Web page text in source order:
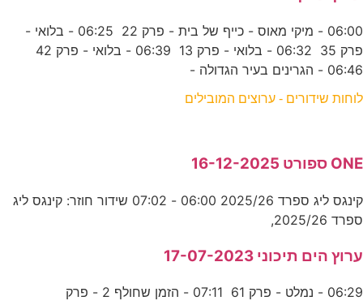
06:00 - מיקי מאוס - כייף של בית - פרק 22 06:25 - בלואי -
06:46 - הגרינים בעיר הגדולה -
לוחות שידורים - ערוצים המובילים
ONE ספורט 16-12-2025
קינגס ליג ספרד 2025/26 06:00 - 07:02 שידור חוזר: קינגס ליג
ספרד 2025/26,
ערוץ הים תיכוני 17-07-2023
06:29 - נמלט - פרק 61 07:11 - הזמן שחולף 2 - פרק